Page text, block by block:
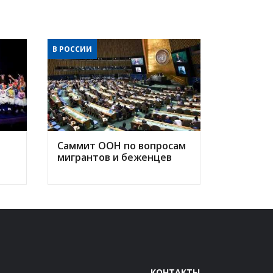
В РОССИИ
Саммит ООН по вопросам
мигрантов и беженцев